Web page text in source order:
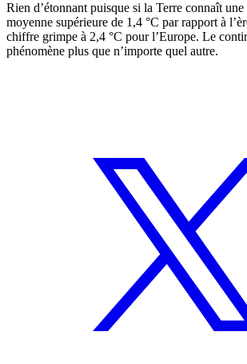
Rien d’étonnant puisque si la Terre connaît une
moyenne supérieure de 1,4 °C par rapport à
chiffre grimpe à 2,4 °C pour l’Europe. Le
phénomène plus que n’importe quel autre.